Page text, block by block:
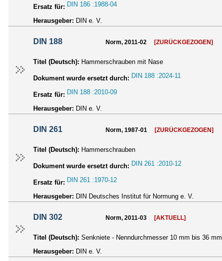
Ersatz für: DIN 186 :1988-04
Herausgeber: DIN e. V.
DIN 188 Norm, 2011-02 [ZURÜCKGEZOGEN]
Titel (Deutsch): Hammerschrauben mit Nase
Dokument wurde ersetzt durch: DIN 188 :2024-11
Ersatz für: DIN 188 :2010-09
Herausgeber: DIN e. V.
DIN 261 Norm, 1987-01 [ZURÜCKGEZOGEN]
Titel (Deutsch): Hammerschrauben
Dokument wurde ersetzt durch: DIN 261 :2010-12
Ersatz für: DIN 261 :1970-12
Herausgeber: DIN Deutsches Institut für Normung e. V.
DIN 302 Norm, 2011-03 [AKTUELL]
Titel (Deutsch): Senkniete - Nenndurchmesser 10 mm bis 36 mm
Herausgeber: DIN e. V.